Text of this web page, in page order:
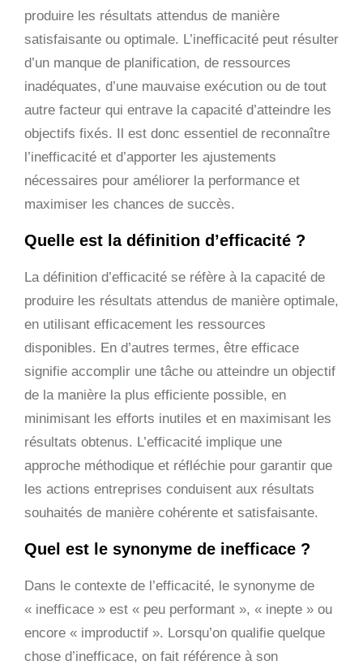
produire les résultats attendus de manière
satisfaisante ou optimale. L’inefficacité peut résulter
d’un manque de planification, de ressources
inadéquates, d’une mauvaise exécution ou de tout
autre facteur qui entrave la capacité d’atteindre les
objectifs fixés. Il est donc essentiel de reconnaître
l’inefficacité et d’apporter les ajustements
nécessaires pour améliorer la performance et
maximiser les chances de succès.
Quelle est la définition d’efficacité ?
La définition d’efficacité se réfère à la capacité de
produire les résultats attendus de manière optimale,
en utilisant efficacement les ressources
disponibles. En d’autres termes, être efficace
signifie accomplir une tâche ou atteindre un objectif
de la manière la plus efficiente possible, en
minimisant les efforts inutiles et en maximisant les
résultats obtenus. L’efficacité implique une
approche méthodique et réfléchie pour garantir que
les actions entreprises conduisent aux résultats
souhaités de manière cohérente et satisfaisante.
Quel est le synonyme de inefficace ?
Dans le contexte de l’efficacité, le synonyme de
« inefficace » est « peu performant », « inepte » ou
encore « improductif ». Lorsqu’on qualifie quelque
chose d’inefficace, on fait référence à son